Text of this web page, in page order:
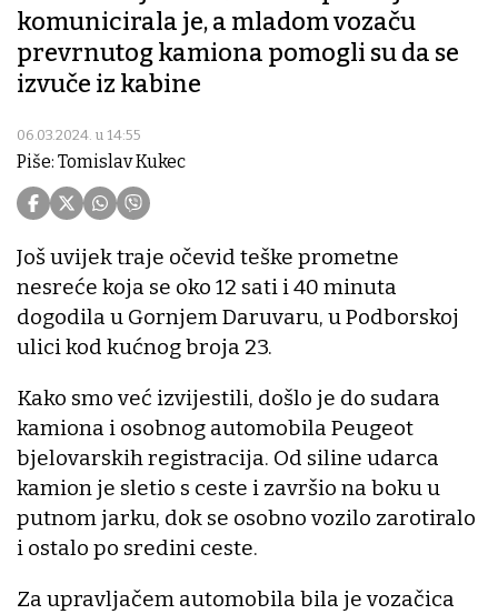
komunicirala je, a mladom vozaču
prevrnutog kamiona pomogli su da se
izvuče iz kabine
06.03.2024. u 14:55
Piše: Tomislav Kukec
Još uvijek traje očevid teške prometne
nesreće koja se oko 12 sati i 40 minuta
dogodila u Gornjem Daruvaru, u Podborskoj
ulici kod kućnog broja 23.
Kako smo već izvijestili, došlo je do sudara
kamiona i osobnog automobila Peugeot
bjelovarskih registracija. Od siline udarca
kamion je sletio s ceste i završio na boku u
putnom jarku, dok se osobno vozilo zarotiralo
i ostalo po sredini ceste.
Za upravljačem automobila bila je vozačica